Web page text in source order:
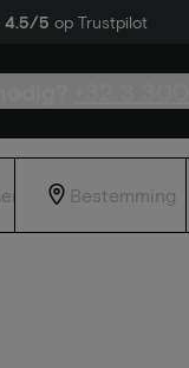
4.5/5 op Trustpilot